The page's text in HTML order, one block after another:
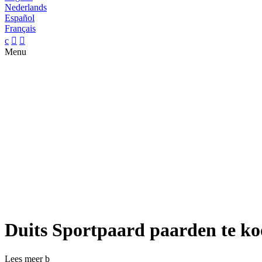
Nederlands
Español
Français
c  
Menu
Duits Sportpaard paarden te
Lees meerb